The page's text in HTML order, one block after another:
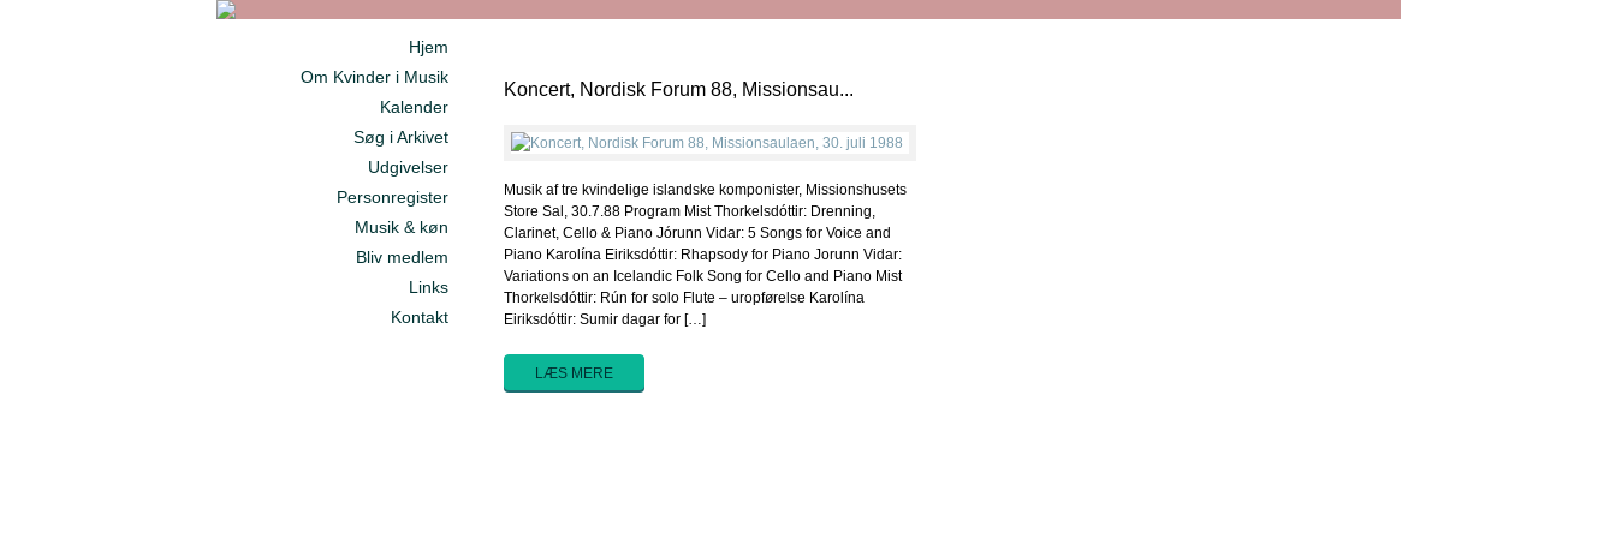
Koncert, Nordisk Forum 88, Missionsau...
Musik af tre kvindelige islandske komponister, Missionshusets
Store Sal, 30.7.88 Program Mist Thorkelsdóttir: Drenning,
Clarinet, Cello & Piano Jórunn Vidar: 5 Songs for Voice and
Piano Karolína Eiriksdóttir: Rhapsody for Piano Jorunn Vidar:
Variations on an Icelandic Folk Song for Cello and Piano Mist
Thorkelsdóttir: Rún for solo Flute – uropførelse Karolína
Eiriksdóttir: Sumir dagar for […]
LÆS MERE
Hjem
Om Kvinder i Musik
Kalender
Søg i Arkivet
Udgivelser
Personregister
Musik & køn
Bliv medlem
Links
Kontakt